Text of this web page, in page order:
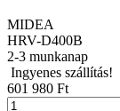
MIDEA
HRV-D400B
2-3 munkanap
Ingyenes szállítás!
601 980 Ft